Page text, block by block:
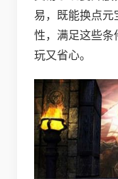
易，既能换点
性，满足这些
玩又省心。